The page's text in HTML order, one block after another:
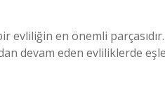
evliliğin en önemli
devam eden evliliklerde